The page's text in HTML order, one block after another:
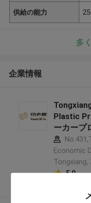
供給の能力
多
企業情報
Plastic
ーカープ
Economic
Tongxiang,
5.0